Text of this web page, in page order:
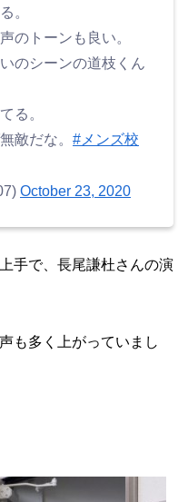
。
のトーンも良い。
のシーンの道枝くん
る。
敵だな。 #メンズ校
October 23, 2020
手で、長尾謙杜さんの演
も多く上がっていまし